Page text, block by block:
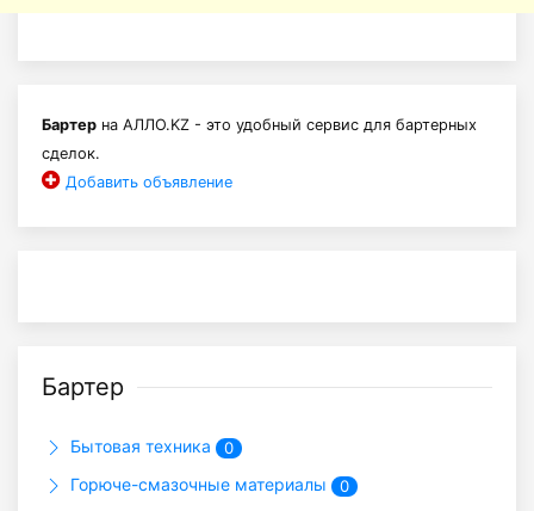
Бартер на АЛЛО.KZ - это удобный сервис для бартерных
сделок.
Добавить объявление
Бартер
Бытовая техника 0
Горюче-смазочные материалы 0